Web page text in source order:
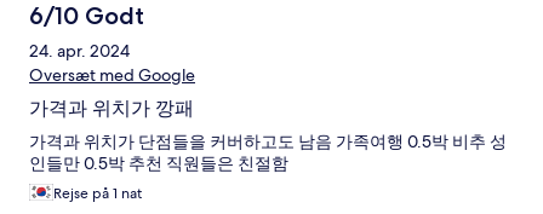
6/10 Godt
24. apr. 2024
Oversæt med Google
가격과 위치가 깡패
가격과 위치가 단점들을 커버하고도 남음 가족여행 0.5박 비추 성
인들만 0.5박 추천 직원들은 친절함
Rejse på 1 nat